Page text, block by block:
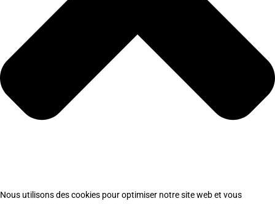
Nous utilisons des cookies pour optimiser notre site web et vous